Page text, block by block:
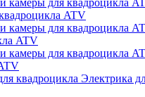
ATV
ATV
Электрика